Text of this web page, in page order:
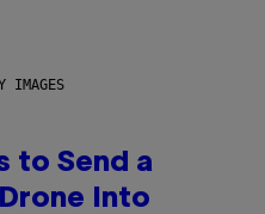
IMAGES
to Send a
Into